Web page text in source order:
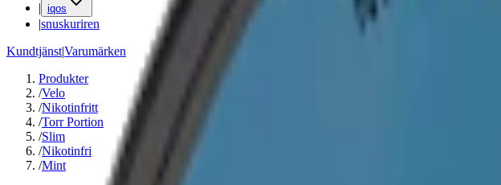
| iqos
|snuskuriren
Kundtjänst|Varumärken
Produkter
/Velo
/Nikotinfritt
/Torr Portion
/Slim
/Nikotinfri
/Mint